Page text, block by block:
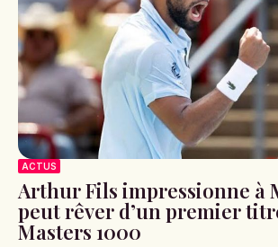
ACTUS
Arthur Fils impressionne à
peut rêver d’un premier
Masters 1000